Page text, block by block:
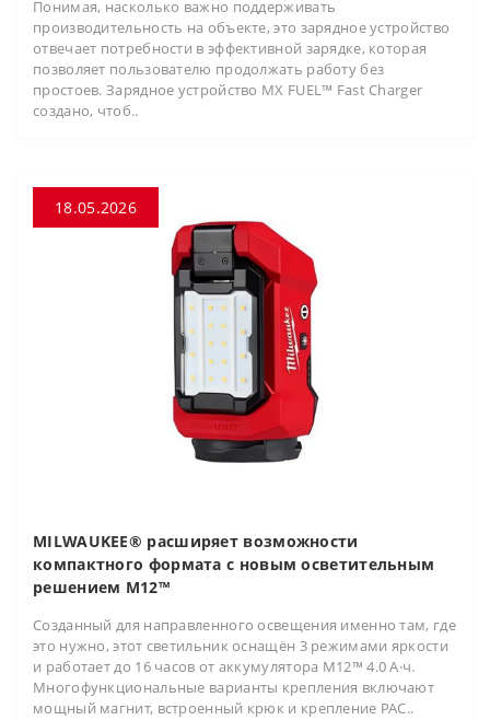
Понимая, насколько важно поддерживать
производительность на объекте, это зарядное устройство
отвечает потребности в эффективной зарядке, которая
позволяет пользователю продолжать работу без
простоев. Зарядное устройство MX FUEL™ Fast Charger
создано, чтоб..
18.05.2026
MILWAUKEE® расширяет возможности
компактного формата с новым осветительным
решением M12™
Созданный для направленного освещения именно там, где
это нужно, этот светильник оснащён 3 режимами яркости
и работает до 16 часов от аккумулятора M12™ 4.0 А·ч.
Многофункциональные варианты крепления включают
мощный магнит, встроенный крюк и крепление PAC..